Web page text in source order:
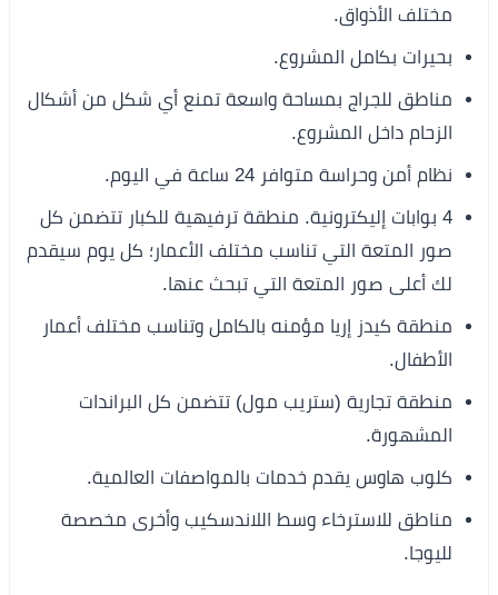
مختلف الأذواق.
بحيرات بكامل المشروع.
مناطق للجراج بمساحة واسعة تمنع أي شكل من أشكال
الزحام داخل المشروع.
نظام أمن وحراسة متوافر 24 ساعة في اليوم.
4 بوابات إليكترونية. منطقة ترفيهية للكبار تتضمن كل
صور المتعة التي تناسب مختلف الأعمار؛ كل يوم سيقدم
لك أعلى صور المتعة التي تبحث عنها.
منطقة كيدز إريا مؤمنه بالكامل وتناسب مختلف أعمار
الأطفال.
منطقة تجارية (ستريب مول) تتضمن كل البراندات
المشهورة.
كلوب هاوس يقدم خدمات بالمواصفات العالمية.
مناطق للاسترخاء وسط اللاندسكيب وأخرى مخصصة
لليوجا.